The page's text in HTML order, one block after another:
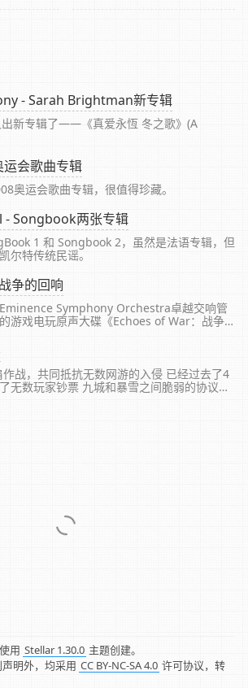
- Sarah Brightman新专辑
新专辑了——《真爱永恆 冬之歌》(A
会歌曲专辑
奥运会歌曲专辑，很值得珍藏。
- Songbook两张专辑
1 和 Songbook 2，虽然是法语专辑，但
尔特传统民谣。
争的回响
Symphony Orchestra卓越交响管
游戏电玩原声大碟《Echoes of War：战争
战，共同抵抗无数网游的入侵 已经过去了4
无数玩家钞票 九城和暴雪之间脆弱的协议却
使用 Stellar 1.30.0 主题创建。
明外，均采用 CC BY-NC-SA 4.0 许可协议，转